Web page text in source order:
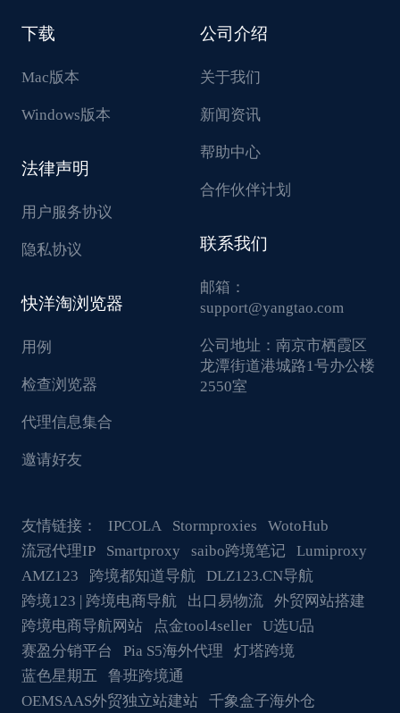
下载
Mac版本
Windows版本
法律声明
用户服务协议
隐私协议
快洋淘浏览器
用例
检查浏览器
代理信息集合
邀请好友
公司介绍
关于我们
新闻资讯
帮助中心
合作伙伴计划
联系我们
邮箱：
support@yangtao.com
公司地址： 南京市栖霞区
龙潭街道港城路1号办公楼
2550室
友情链接： IPCOLA Stormproxies
WotoHub
流冠代理IP
Smartproxy saibo跨境笔记
Lumiproxy
AMZ123
跨境都知道导航
DLZ123.CN导航
跨境123 | 跨境电商导航
出口易物流
外贸网站搭建
跨境电商导航网站
点金tool4seller
U选U品
赛盈分销平台
Pia S5海外代理
灯塔跨境
蓝色星期五
鲁班跨境通
OEMSAAS外贸独立站建站
千象盒子海外仓